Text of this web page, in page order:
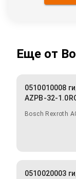
Еще от
0510010008
AZPB-32-
Bosch Rexroth
0510020003